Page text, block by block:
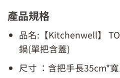
產品規格
品名:【Kitchenwell】
鍋(單把含蓋)
尺寸 ：含把手長35cm*